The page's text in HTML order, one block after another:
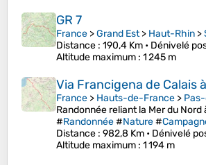
GR 7
France >Grand Est> Haut-Rhin >
Distance : 190,4 Km • Dénivelé
Altitude maximum : 1 245 m
Via Francigena de Calais
France > Hauts-de-France >
Randonnée reliant la Mer du Nord
#Randonnée#Nature#
Distance : 982,8 Km • Dénivelé
Altitude maximum : 1 194 m